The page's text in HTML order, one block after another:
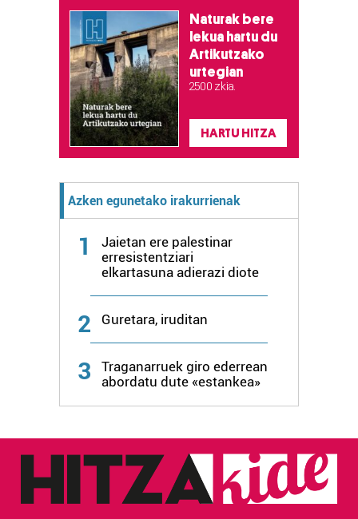
erabiltzeko baimen esplizitua ematen diguzu.
Naturak bere
lekua hartu du
Artikutzako
urtegian
2.500 zkia.
HARTU HITZA
Azken egunetako irakurrienak
1
Jaietan ere palestinar
erresistentziari
elkartasuna adierazi diote
2 Guretara, iruditan
3
Traganarruek giro ederrean
abordatu dute «estankea»